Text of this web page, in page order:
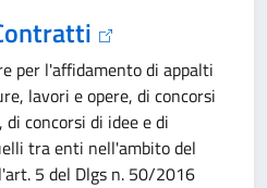
per l'affidamento di appalti
lavori e opere, di concorsi
concorsi di idee e di
tra enti nell'ambito del
5 del Dlgs n. 50/2016